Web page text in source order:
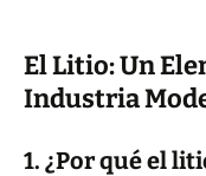
El Litio: Un
Industria
1. ¿Por qué el